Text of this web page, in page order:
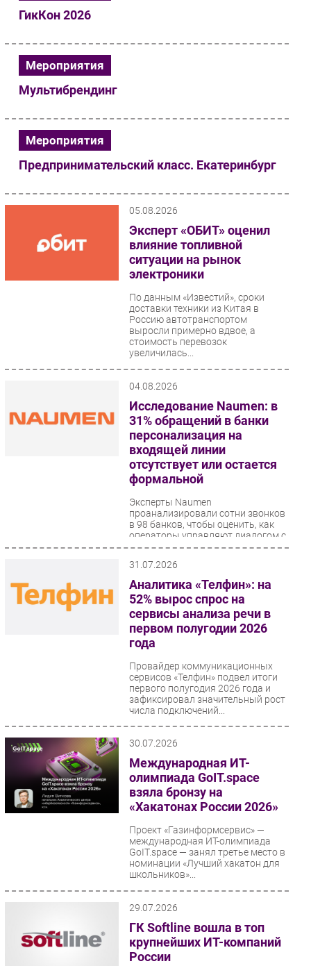
Кадры
Регулирование
Финансы
Безопасность
Инновации
CIO/Управление ИТ
РАЗДЕЛЫ
ГикКон 2026
Мероприятия
Мультибрендинг
Мероприятия
Предпринимательский класс. Екатеринбург
05.08.2026
Эксперт «ОБИТ» оценил
влияние топливной
ситуации на рынок
электроники
По данным «Известий», сроки
доставки техники из Китая в
Россию автотранспортом
выросли примерно вдвое, а
стоимость перевозок
увеличилась...
04.08.2026
Исследование Naumen: в
31% обращений в банки
персонализация на
входящей линии
отсутствует или остается
формальной
Эксперты Naumen
проанализировали сотни звонков
в 98 банков, чтобы оценить, как
операторы управляют диалогом с
клиентом на входящей...
31.07.2026
Аналитика «Телфин»: на
52% вырос спрос на
сервисы анализа речи в
первом полугодии 2026
года
Провайдер коммуникационных
сервисов «Телфин» подвел итоги
первого полугодия 2026 года и
зафиксировал значительный рост
числа подключений...
30.07.2026
Международная ИТ-
олимпиада GoIT.space
взяла бронзу на
«Хакатонах России 2026»
Проект «Газинформсервис» —
международная ИТ-олимпиада
GoIT.space — занял третье место в
номинации «Лучший хакатон для
школьников»...
29.07.2026
ГК Softline вошла в топ
крупнейших ИТ-компаний
России